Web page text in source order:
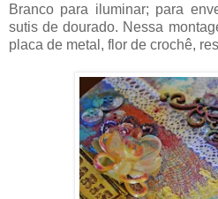
Branco para iluminar; para
sutis de dourado. Nessa
placa de metal, flor de crochê,